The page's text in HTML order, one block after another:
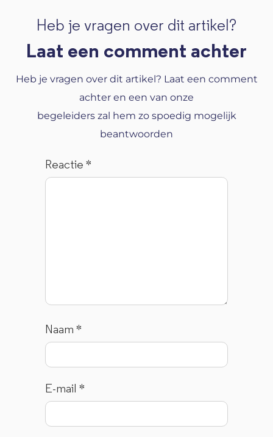
Heb je vragen over dit artikel?
Laat een comment achter
Heb je vragen over dit artikel? Laat een comment
achter en een van onze
begeleiders zal hem zo spoedig mogelijk
beantwoorden
Reactie*
Naam*
E-mail*